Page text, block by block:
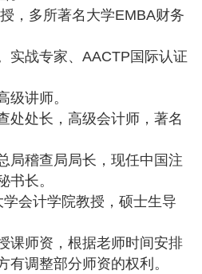
，多所著名大学EMBA财务
实战专家、AACTP国际认证
级讲师。
处处长，高级会计师，著名
局稽查局局长，现任中国注
书长。
会计学院教授，硕士生导
课师资，根据老师时间安排
有调整部分师资的权利。